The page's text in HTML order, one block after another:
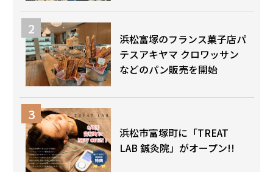
浜松富塚のフランス菓子店パ
テスアキヤマ クロワッサン
などのパン販売を開始
浜松市富塚町に「TREAT
LAB 鍼灸院」がオープン!!